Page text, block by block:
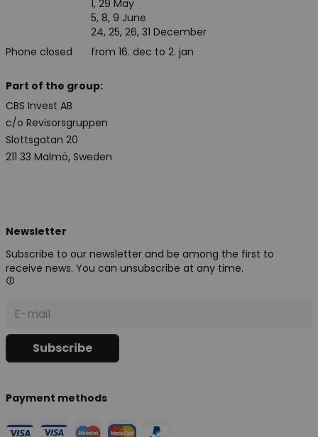
Phone closed
1, 29 May
5, 8, 9 June
24, 25, 26, 31 December
from 16. dec to 2. jan
Part of the group:
CBS Invest AB
c/o Revisorsgruppen
Slottsgatan 20
211 33 Malmö, Sweden
Newsletter
Subscribe to our newsletter and be among the first to
receive news. You can unsubscribe at any time.
Payment methods